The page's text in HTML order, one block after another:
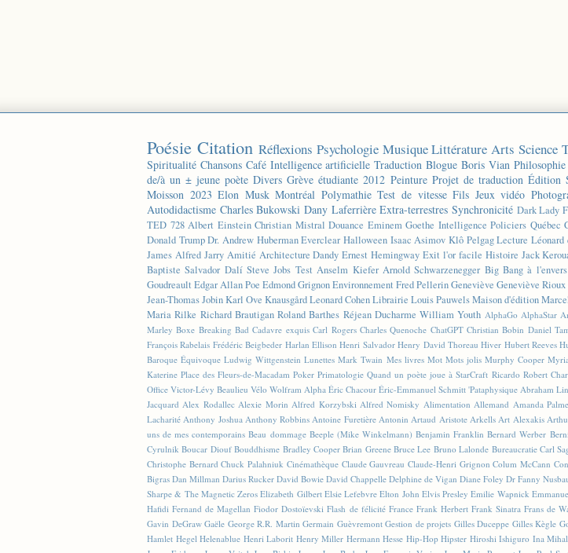
Poésie Citation Réflexions Psychologie Musique Littérature Arts Science
Spiritualité Chansons Café Intelligence artificielle Traduction Blogue Boris Vian Philosophie
de/à un ± jeune poète Divers Grève étudiante 2012 Peinture Projet de traduction Édition
Moisson 2023 Elon Musk Montréal Polymathie Test de vitesse Fils Jeux vidéo
Autodidactisme Charles Bukowski Dany Laferrière Extra-terrestres Synchronicité Dark Lady
TED 728 Albert Einstein Christian Mistral Douance Eminem Goethe Intelligence Policiers Québec
Donald Trump Dr. Andrew Huberman Everclear Halloween Isaac Asimov Klô Pelgag Lecture
James Alfred Jarry Amitié Architecture Dandy Ernest Hemingway Exit l'or facile Histoire Jack
Baptiste Salvador Dalí Steve Jobs Test Anselm Kiefer Arnold Schwarzenegger Big Bang à l'envers
Goudreault Edgar Allan Poe Edmond GrignonEnvironnement Fred PellerinGeneviève Geneviève Rioux
Jean-Thomas JobinKarl Ove KnausgårdLeonard CohenLibrairie Louis PauwelsMaison d'édition
Maria Rilke Richard Brautigan Roland Barthes Réjean Ducharme William Youth AlphaGo AlphaStar
Marley Boxe Breaking Bad Cadavre exquis Carl Rogers Charles Quenoche ChatGPT Christian Bobin Daniel
François Rabelais Frédéric Beigbeder Harlan Ellison Henri Salvador Henry David Thoreau Hiver Hubert Reeves
Baroque Équivoque Ludwig Wittgenstein Lunettes Mark Twain Mes livres Mot Mots jolis Murphy Cooper
Katerine Place des Fleurs-de-Macadam Poker Primatologie Quand un poète joue à StarCraft Ricardo Robert
Office Victor-Lévy Beaulieu Vélo Wolfram Alpha Éric Chacour Éric-Emmanuel Schmitt 'Pataphysique Abraham
Jacquard Alex Rodallec Alexie Morin Alfred Korzybski Alfred Nomisky Alimentation Allemand Amanda
Lacharité Anthony Joshua Anthony Robbins Antoine Furetière Antonin Artaud Aristote Arkells Art Alexakis
uns de mes contemporains Beau dommage Beeple (Mike Winkelmann) Benjamin Franklin Bernard Werber
Cyrulnik Boucar Diouf Bouddhisme Bradley Cooper Brian Greene Bruce Lee Bruno Lalonde Bureaucratie Carl
Christophe Bernard Chuck Palahniuk Cinémathèque Claude Gauvreau Claude-Henri Grignon Colum McCann
Bigras Dan Millman Darius Rucker David Bowie David Chappelle Delphine de Vigan Diane Foley Dr Fanny
Sharpe & The Magnetic Zeros Elizabeth Gilbert Elsie Lefebvre Elton John Elvis Presley Emilie Wapnick
Hafidi Fernand de Magellan Fiodor Dostoïevski Flash de félicité France Frank Herbert Frank Sinatra Frans de
Gavin DeGraw Gaële George R.R. Martin Germain Guèvremont Gestion de projets Gilles Duceppe Gilles Kègle
Hamlet Hegel Helenablue Henri Laborit Henry Miller Hermann Hesse Hip-Hop Hipster Hiroshi Ishiguro Ina